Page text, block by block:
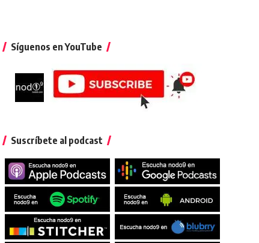
Síguenos en YouTube
Suscríbete al podcast